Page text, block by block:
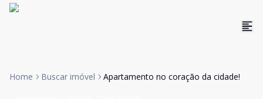
Home Buscar imóvel Apartamento no coração da cidade!